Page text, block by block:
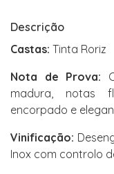
Descrição
Castas: Tinta Roriz
Nota de Prova:
madura, notas
encorpado e
Vinificação:
Inox com controlo